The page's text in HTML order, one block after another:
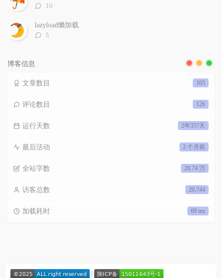
评
数：
10
lazyload懒加载
评
5
博客信息
105
文章数目
126
评论数目
2年357天
运行天数
2 个月前
最后活动
28.74 万
全站字数
20,744
访客总数
69 ms
加载耗时
|